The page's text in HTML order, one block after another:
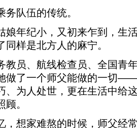
队伍的传统。
年纪小，又初来乍到，生
同样是北方人的麻宁。
员、航线检查员、全国青
做了一个师父能做的一切
、为人处世，更在生活中给
。
想家难熬的时候，师父经